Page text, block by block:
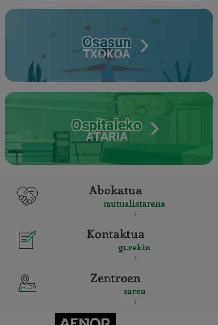
Osasun
TXOKOA
Ospitaleko
ATARIA
Abokatua
mutualistarena
Kontaktua
gurekin
Zentroen
sarea